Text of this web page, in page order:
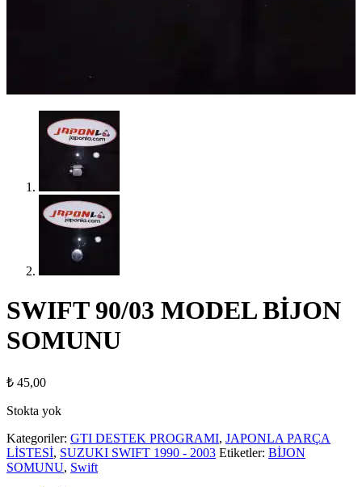
SWIFT 90/03 MODEL BİJON
SOMUNU
₺ 45,00
Stokta yok
Kategoriler: GTI DESTEK PROGRAMI, JAPONLA PARÇA
LİSTESİ, SUZUKI SWIFT 1990 - 2003 Etiketler: BİJON
SOMUNU, Swift